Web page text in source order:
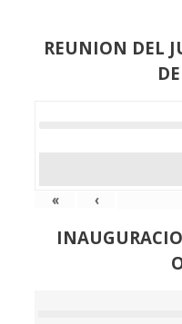
REUNION DEL
« ‹